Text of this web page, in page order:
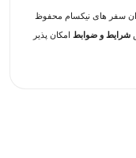
سفر های نیکسام محفوظ
شرایط و ضوابط امکان پذیر